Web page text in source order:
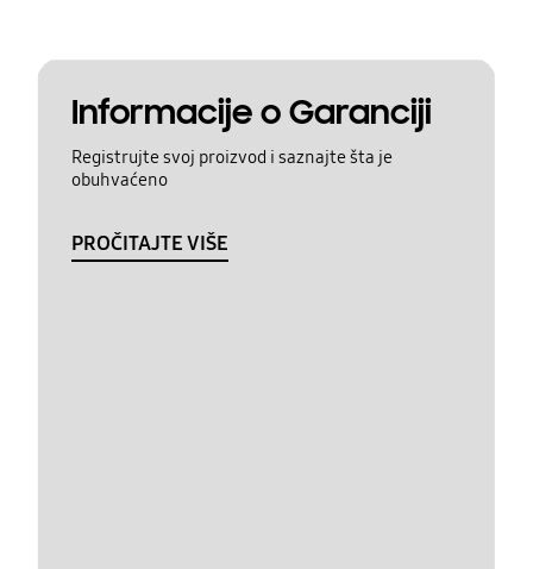
Informacije o Garanciji
Registrujte svoj proizvod i saznajte šta je
obuhvaćeno
PROČITAJTE VIŠE